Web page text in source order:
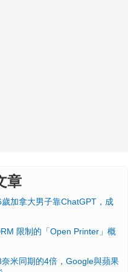
章
加拿大男子靠ChatGPT，成
限制的「Open Printer」概
米同期的4倍，Google與蘋果